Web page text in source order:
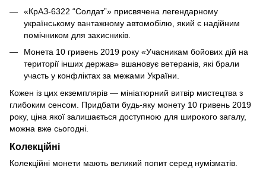
«КрАЗ-6322 “Солдат”» присвячена легендарному
українському вантажному автомобілю, який є надійним
помічником для захисників.
Монета 10 гривень 2019 року «Учасникам бойових дій на
території інших держав» вшановує ветеранів, які брали
участь у конфліктах за межами України.
Кожен із цих екземплярів — мініатюрний витвір мистецтва з
глибоким сенсом. Придбати будь-яку монету 10 гривень 2019
року, ціна якої залишається доступною для широкого загалу,
можна вже сьогодні.
Колекційні
Колекційні монети мають великий попит серед нумізматів.